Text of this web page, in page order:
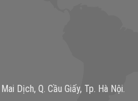
Dịch, Q. Cầu Giấy, Tp. Hà Nội.